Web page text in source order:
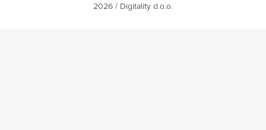
2026 / Digitality d.o.o.